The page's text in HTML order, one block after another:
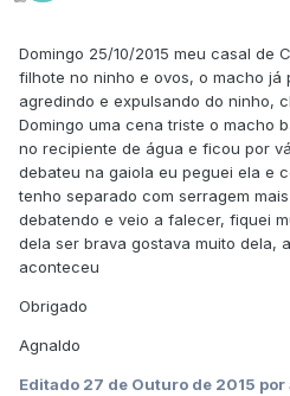
Domingo 25/10/2015 meu casal de
filhote no ninho e ovos, o macho já
agredindo e expulsando do ninho,
Domingo uma cena triste o macho
no recipiente de água e ficou por
debateu na gaiola eu peguei ela e
tenho separado com serragem
debatendo e veio a falecer, fiquei
dela ser brava gostava muito dela,
aconteceu
Obrigado
Agnaldo
Editado 27 de Outuro de 2015 por